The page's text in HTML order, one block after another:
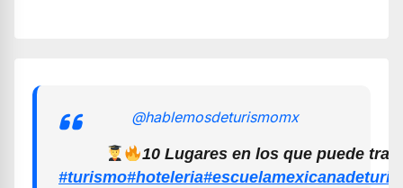
@hablemosdeturismomx
10 Lugares en los que puede
#turismo#hoteleria